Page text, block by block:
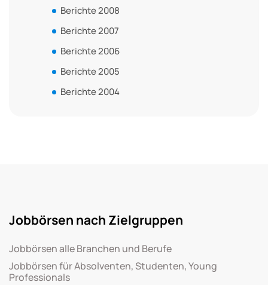
Berichte 2008
Berichte 2007
Berichte 2006
Berichte 2005
Berichte 2004
Jobbörsen nach Zielgruppen
Jobbörsen alle Branchen und Berufe
Jobbörsen für Absolventen, Studenten, Young
Professionals